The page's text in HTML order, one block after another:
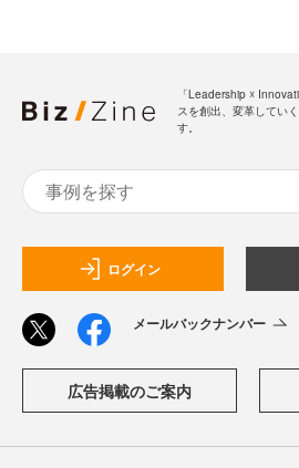
「Leadership ☓
スを創出、変革してい
す。
ログイン
メールバックナンバー
広告掲載のご案内